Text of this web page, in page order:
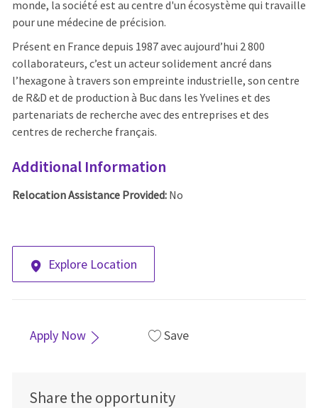
monde, la société est au centre d'un écosystème qui travaille
pour une médecine de précision.
Présent en France depuis 1987 avec aujourd’hui 2 800
collaborateurs, c’est un acteur solidement ancré dans
l’hexagone à travers son empreinte industrielle, son centre
de R&D et de production à Buc dans les Yvelines et des
partenariats de recherche avec des entreprises et des
centres de recherche français.
Additional Information
Relocation Assistance Provided: No
Explore Location
Apply Now Save
Share the opportunity